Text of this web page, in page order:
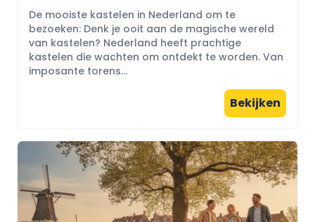
De mooiste kastelen in Nederland om te
bezoeken: Denk je ooit aan de magische wereld
van kastelen? Nederland heeft prachtige
kastelen die wachten om ontdekt te worden. Van
imposante torens...
Bekijken